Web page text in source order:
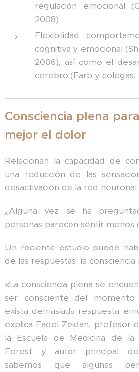
regulación emocional
2008).
Flexibilidad
cognitiva y emocional
2006), así como el
cerebro (Farb y colegas,
Consciencia plena
mejor el dolor
Relacionan la capacidad de
una reducción de las
desactivación de la red
¿Alguna vez se ha
personas parecen sentir menos
Un reciente estudio puede
de las respuestas: la consciencia
«La consciencia plena se
ser consciente del
exista demasiada respuesta
explica Fadel Zeidan, profesor
la Escuela de Medicina de la
Forest y autor principal de
sabemos que algunas